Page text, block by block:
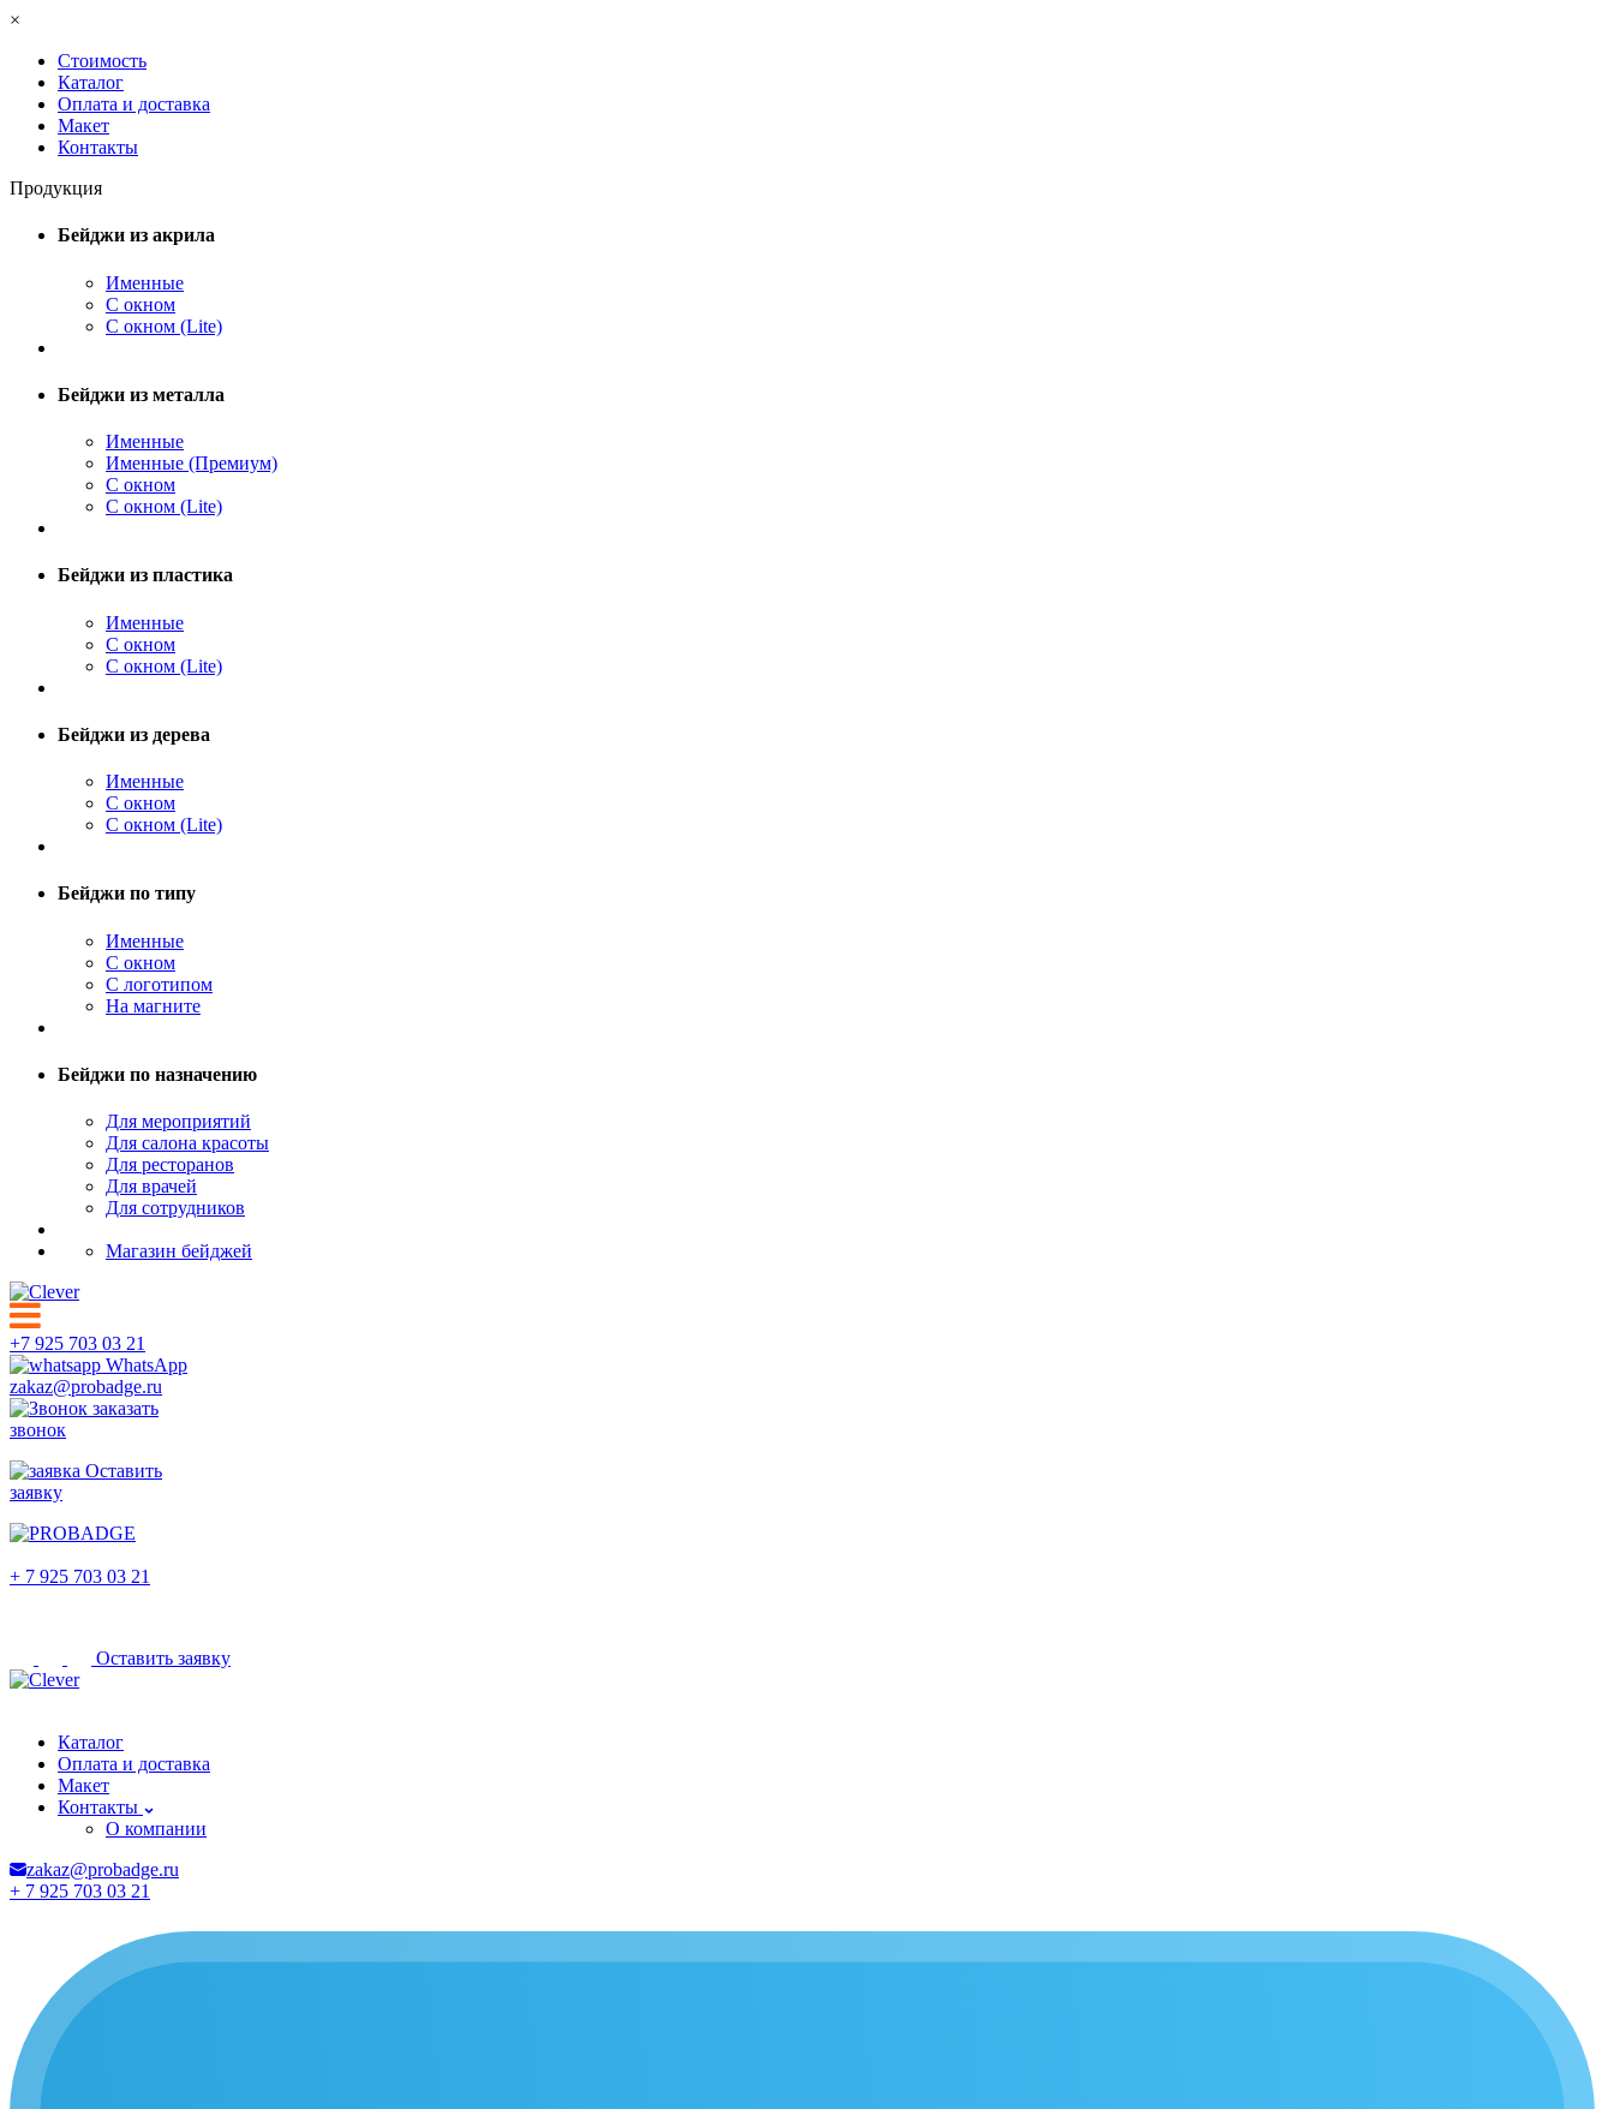
×
Стоимость
Каталог
Оплата и доставка
Макет
Контакты
Продукция
Бейджи из акрила
Именные
С окном
С окном (Lite)
Бейджи из металла
Именные
Именные (Премиум)
С окном
С окном (Lite)
Бейджи из пластика
Именные
С окном
С окном (Lite)
Бейджи из дерева
Именные
С окном
С окном (Lite)
Бейджи по типу
Именные
С окном
С логотипом
На магните
Бейджи по назначению
Для мероприятий
Для салона красоты
Для ресторанов
Для врачей
Для сотрудников
Магазин бейджей
+7 925 703 03 21
WhatsApp
zakaz@probadge.ru
заказать
звонок
Оставить
заявку
+ 7 925 703 03 21
Оставить заявку
Каталог
Оплата и доставка
Макет
Контакты
О компании
zakaz@probadge.ru
+ 7 925 703 03 21